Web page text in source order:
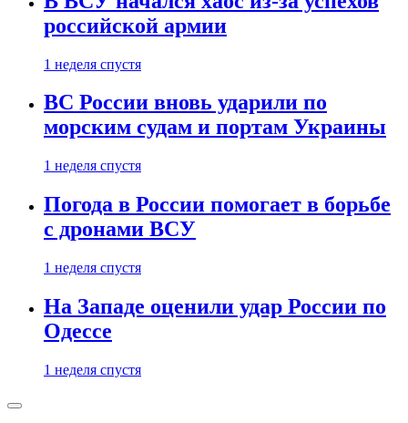
российской армии
1 неделя спустя
ВС России вновь ударили по
морским судам и портам Украины
1 неделя спустя
Погода в России помогает в борьбе
с дронами ВСУ
1 неделя спустя
На Западе оценили удар России по
Одессе
1 неделя спустя